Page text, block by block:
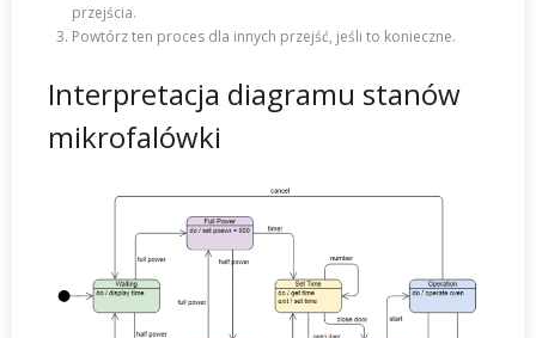
przejścia.
Powtórz ten proces dla innych przejść, jeśli to konieczne.
Interpretacja diagramu stanów
mikrofalówki